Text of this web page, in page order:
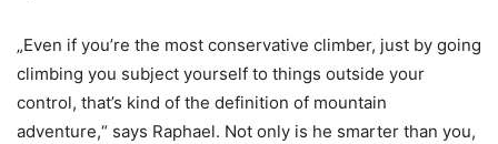
„Even if you’re the most conservative climber, just by going
climbing you subject yourself to things outside your
control, that’s kind of the definition of mountain
adventure,“ says Raphael. Not only is he smarter than you,